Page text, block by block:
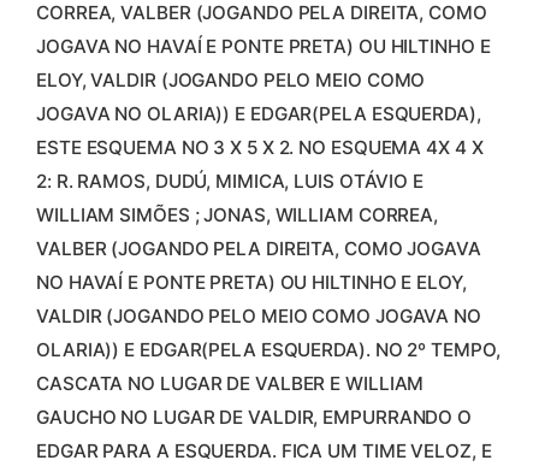
CORREA, VALBER (JOGANDO PELA DIREITA, COMO
JOGAVA NO HAVAÍ E PONTE PRETA) OU HILTINHO E
ELOY, VALDIR (JOGANDO PELO MEIO COMO
JOGAVA NO OLARIA)) E EDGAR(PELA ESQUERDA),
ESTE ESQUEMA NO 3 X 5 X 2. NO ESQUEMA 4X 4 X
2: R. RAMOS, DUDÚ, MIMICA, LUIS OTÁVIO E
WILLIAM SIMÕES ; JONAS, WILLIAM CORREA,
VALBER (JOGANDO PELA DIREITA, COMO JOGAVA
NO HAVAÍ E PONTE PRETA) OU HILTINHO E ELOY,
VALDIR (JOGANDO PELO MEIO COMO JOGAVA NO
OLARIA)) E EDGAR(PELA ESQUERDA). NO 2º TEMPO,
CASCATA NO LUGAR DE VALBER E WILLIAM
GAUCHO NO LUGAR DE VALDIR, EMPURRANDO O
EDGAR PARA A ESQUERDA. FICA UM TIME VELOZ, E